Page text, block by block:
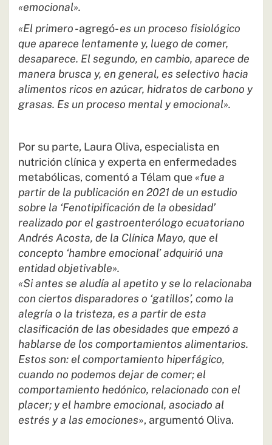
«emocional».
«El primero-agregó-es un proceso fisiológico
que aparece lentamente y, luego de comer,
desaparece. El segundo, en cambio, aparece de
manera brusca y, en general, es selectivo hacia
alimentos ricos en azúcar, hidratos de carbono y
grasas. Es un proceso mental y emocional».
Por su parte, Laura Oliva, especialista en
nutrición clínica y experta en enfermedades
metabólicas, comentó a Télam que«fue a
partir de la publicación en 2021 de un estudio
sobre la ‘Fenotipificación de la obesidad’
realizado por el gastroenterólogo ecuatoriano
Andrés Acosta, de la Clínica Mayo, que el
concepto ‘hambre emocional’ adquirió una
entidad objetivable».
«Si antes se aludía al apetito y se lo relacionaba
con ciertos disparadores o ‘gatillos’, como la
alegría o la tristeza, es a partir de esta
clasificación de las obesidades que empezó a
hablarse de los comportamientos alimentarios.
Estos son: el comportamiento hiperfágico,
cuando no podemos dejar de comer; el
comportamiento hedónico, relacionado con el
placer; y el hambre emocional, asociado al
estrés y a las emociones», argumentó Oliva.